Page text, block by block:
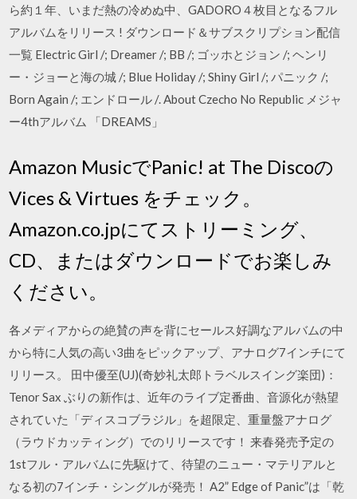
ら約１年、いまだ熱の冷めぬ中、GADORO４枚目となるフル
アルバムをリリース ! ダウンロード＆サブスクリプション配信
一覧 Electric Girl /; Dreamer /; BB /; ゴッホとジョン /; ヘンリ
ー・ジョーと海の城 /; Blue Holiday /; Shiny Girl /; パニック /;
Born Again /; エンドロール /. About Czecho No Republic メジャ
ー4thアルバム 「DREAMS」
Amazon MusicでPanic! at The Discoの
Vices & Virtues をチェック。
Amazon.co.jpにてストリーミング、
CD、またはダウンロードでお楽しみ
ください。
各メディアからの絶賛の声を背にセールス好調なアルバムの中
から特に人気の高い3曲をピックアップ、アナログ7インチにて
リリース。 田中優至(UJ)(奇妙礼太郎トラベルスイング楽団)：
Tenor Sax ぶりの新作は、近年のライブ定番曲、音源化が熱望
されていた「ディスコブラジル」を超限定、重量盤アナログ
（ラウドカッティング）でのリリースです！ 来春発売予定の
1stフル・アルバムに先駆けて、待望のニュー・マテリアルと
なる初の7インチ・シングルが発売！ A2” Edge of Panic”は「乾